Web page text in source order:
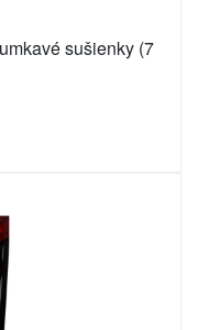
sušienky (7